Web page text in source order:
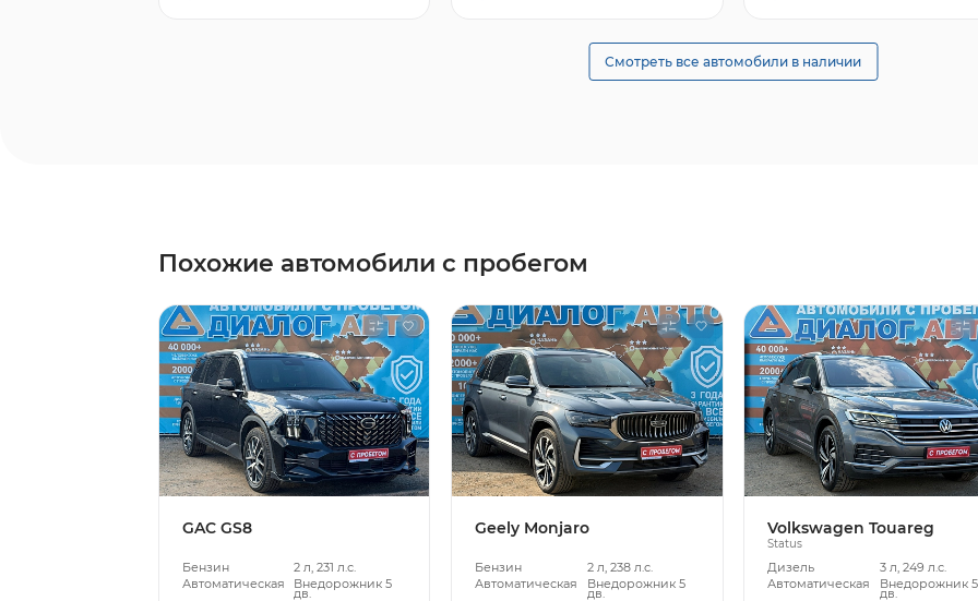
Смотреть все автомобили в наличии
Похожие автомобили с пробегом
GAC GS8
Бензин
2 л, 231 л.с.
Автоматическая
Внедорожник 5
дв.
Geely Monjaro
Бензин
2 л, 238 л.с.
Автоматическая
Внедорожник 5
дв.
Volkswagen Touareg
Status
Дизель
3 л, 249 л.с.
Автоматическая
Внедорожник 5
дв.